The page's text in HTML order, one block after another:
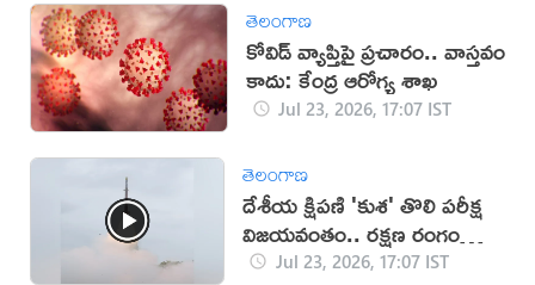
తెలంగాణ
కోవిడ్ వ్యాప్తిపై ప్రచారం.. వాస్తవం
కాదు: కేంద్ర ఆరోగ్య శాఖ
Jul 23, 2026, 17:07 IST
తెలంగాణ
దేశీయ క్షిపణి 'కుశ' తొలి పరీక్ష
విజయవంతం.. రక్షణ రంగంలో
కొత్త శకం
Jul 23, 2026, 17:07 IST